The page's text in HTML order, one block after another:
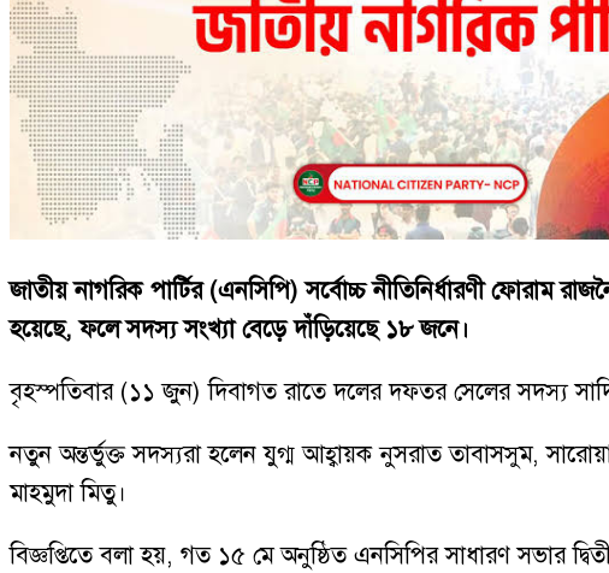
জাতীয় নাগরিক পার্টির (এনসিপি) সর্বোচ্চ নীতিনির্ধারণী ফোরাম
হয়েছে, ফলে সদস্য সংখ্যা বেড়ে দাঁড়িয়েছে ১৮ জনে।
বৃহস্পতিবার (১১ জুন) দিবাগত রাতে দলের দফতর সেলের সদস্য
নতুন অন্তর্ভুক্ত সদস্যরা হলেন যুগ্ম আহ্বায়ক নুসরাত তাবাসসুম,
মাহমুদা মিতু।
বিজ্ঞপ্তিতে বলা হয়, গত ১৫ মে অনুষ্ঠিত এনসিপির সাধারণ সভার